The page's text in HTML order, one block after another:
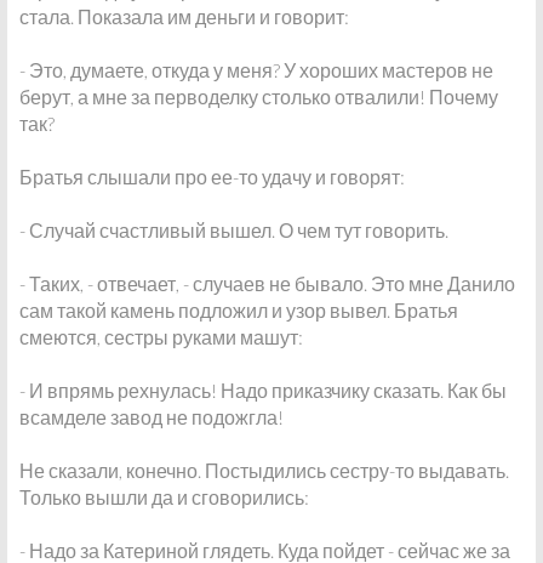
стала. Показала им деньги и говорит:
- Это, думаете, откуда у меня? У хороших мастеров не
берут, а мне за перводелку столько отвалили! Почему
так?
Братья слышали про ее-то удачу и говорят:
- Случай счастливый вышел. О чем тут говорить.
- Таких, - отвечает, - случаев не бывало. Это мне Данило
сам такой камень подложил и узор вывел. Братья
смеются, сестры руками машут:
- И впрямь рехнулась! Надо приказчику сказать. Как бы
всамделе завод не подожгла!
Не сказали, конечно. Постыдились сестру-то выдавать.
Только вышли да и сговорились:
- Надо за Катериной глядеть. Куда пойдет - сейчас же за